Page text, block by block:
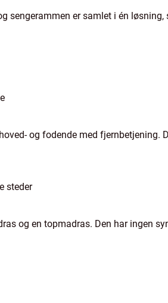
sengerammen er samlet i én
og fodende med fjernbetjening.
steder
og en topmadras. Den har ingen